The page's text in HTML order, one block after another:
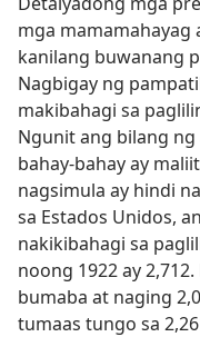
mga mamamahayag
kanilang buwanang
Nagbigay ng
makibahagi sa
Ngunit ang bilang
bahay-bahay ay
nagsimula ay hindi
sa Estados Unidos,
nakikibahagi sa
noong 1922 ay
bumaba at naging
tumaas tungo sa